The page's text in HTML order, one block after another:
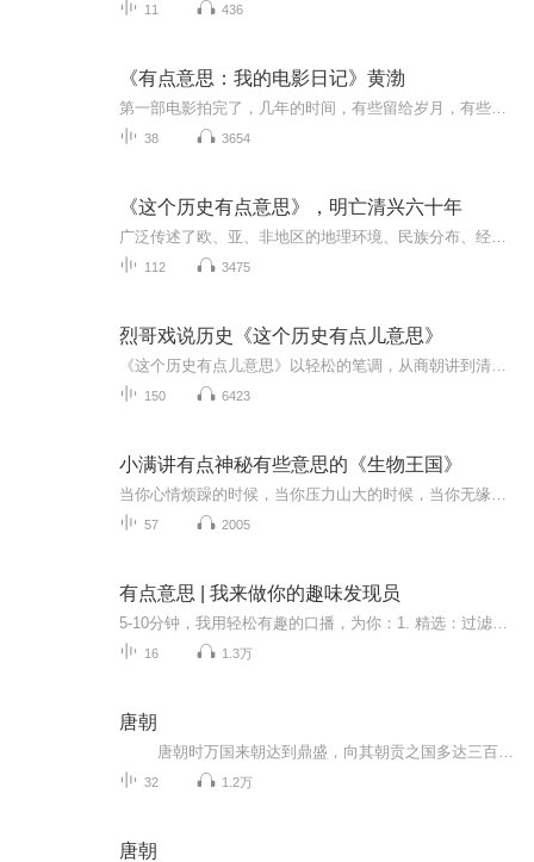
11 436
《有点意思：我的电影日记》黄渤
38 3654
《这个历史有点意思》，明亡清兴六十年
112 3475
烈哥戏说历史《这个历史有点儿意思》
150 6423
小满讲有点神秘有些意思的《生物王国》
57 2005
有点意思 | 我来做你的趣味发现员
16 1.3万
唐朝
32 1.2万
唐朝